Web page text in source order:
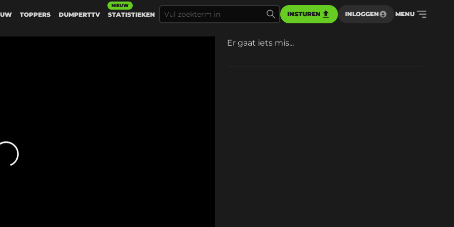
TOPPERS DUMPERTTV STATISTIEKEN
NIEUW
INSTUREN INLOGGEN MENU
Er gaat iets mis...